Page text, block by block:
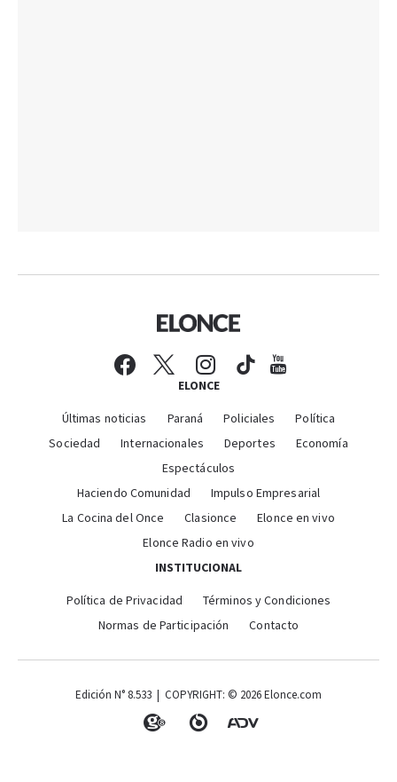
ELONCE
Últimas noticias Paraná Policiales
Política
Sociedad
Internacionales Deportes
Economía
Espectáculos
Haciendo Comunidad
Impulso Empresarial
La Cocina del Once
Clasionce
Elonce en vivo
Elonce Radio en vivo
INSTITUCIONAL
Política de Privacidad
Términos y Condiciones
Normas de Participación
Contacto
Edición N° 8.533 | COPYRIGHT: © 2026 Elonce.com